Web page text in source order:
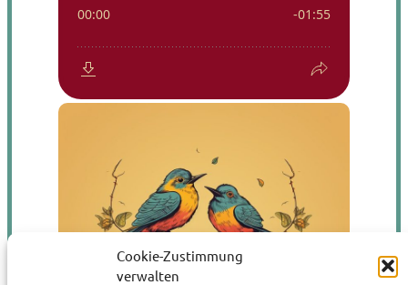
Cookie-Zustimmung
verwalten